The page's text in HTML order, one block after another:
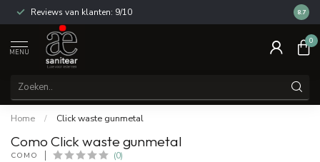
Reviews van klanten: 9/10 14
8.7
MENU
0
Home / Click waste gunmetal
Como Click waste gunmetal
COMO (0)